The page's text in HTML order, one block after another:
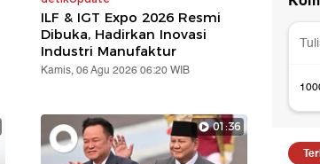
ILF & IGT Expo 2026 Resmi
Dibuka, Hadirkan Inovasi
Industri Manufaktur
Kamis, 06 Agu 2026 06:20 WIB
01:36